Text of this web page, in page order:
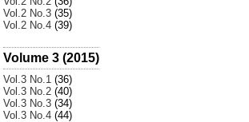
Vol.2 No.3 (35)
Vol.2 No.4 (39)
Volume 3 (2015)
Vol.3 No.1 (36)
Vol.3 No.2 (40)
Vol.3 No.3 (34)
Vol.3 No.4 (44)